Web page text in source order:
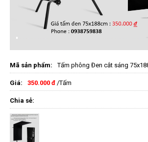
Mã sản phẩm: Tấm phông Đen cắt sáng
Giá: 350.000 đ /Tấm
Chia sẻ: